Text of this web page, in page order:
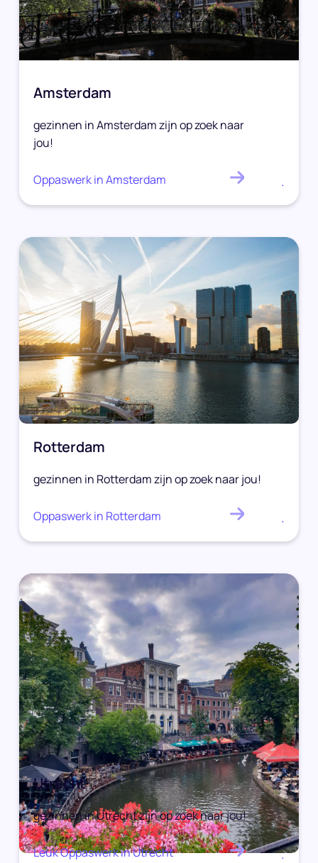
Amsterdam
gezinnen in Amsterdam zijn op zoek naar
jou!
Oppaswerk in Amsterdam .
Rotterdam
gezinnen in Rotterdam zijn op zoek naar jou!
Oppaswerk in Rotterdam .
Utrecht
gezinnen in Utrecht zijn op zoek naar jou!
Leuk Oppaswerk in Utrecht .